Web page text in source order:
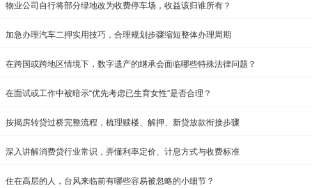
物业公司自行将部分绿地改为收费停车场，收益该归谁所有？
加急办理汽车二押实用技巧，合理规划步骤缩短整体办理周期
在跨国或跨地区情境下，数字遗产的继承会面临哪些特殊法律问题？
在面试或工作中被暗示“优先考虑已生育女性”是否合理？
按揭房转贷过桥完整流程，梳理赎楼、解押、新贷放款衔接步骤
深入讲解消费贷行业常识，弄懂利率定价、计息方式与收费标准
住在高层的人，台风来临前有哪些容易被忽略的小细节？